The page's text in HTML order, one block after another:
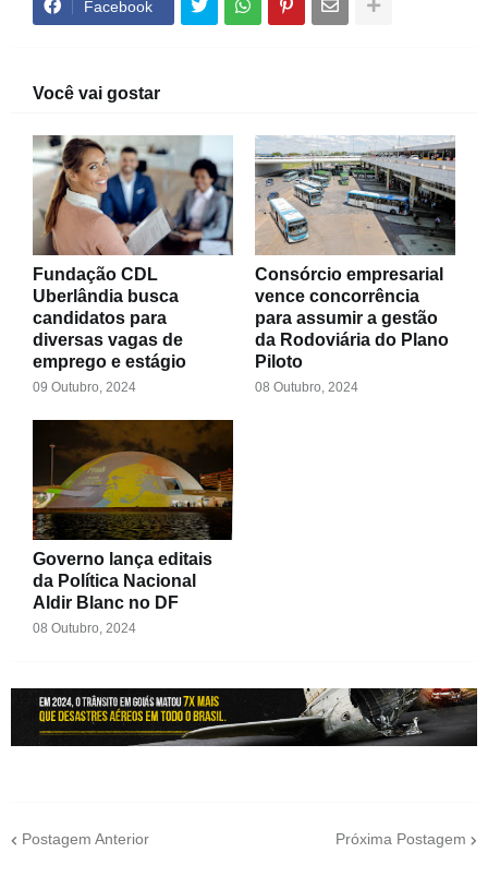
Facebook
Você vai gostar
Fundação CDL
Uberlândia busca
candidatos para
diversas vagas de
emprego e estágio
09 Outubro, 2024
Consórcio empresarial
vence concorrência
para assumir a gestão
da Rodoviária do Plano
Piloto
08 Outubro, 2024
Governo lança editais
da Política Nacional
Aldir Blanc no DF
08 Outubro, 2024
Postagem Anterior Próxima Postagem